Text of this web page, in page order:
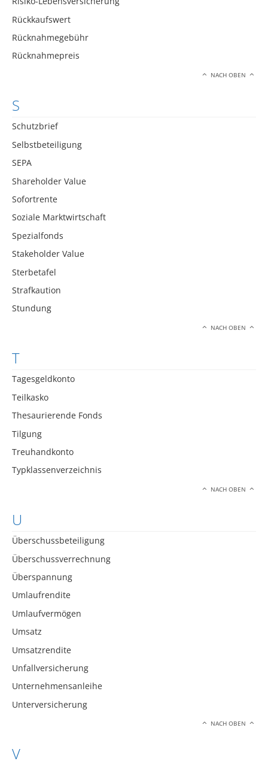
Rückkaufswert
Rücknahmegebühr
Rücknahmepreis
NACH OBEN
S
Schutzbrief
Selbstbeteiligung
SEPA
Shareholder Value
Sofortrente
Soziale Marktwirtschaft
Spezialfonds
Stakeholder Value
Sterbetafel
Strafkaution
Stundung
NACH OBEN
T
Tagesgeldkonto
Teilkasko
Thesaurierende Fonds
Tilgung
Treuhandkonto
Typklassenverzeichnis
NACH OBEN
U
Überschussbeteiligung
Überschussverrechnung
Überspannung
Umlaufrendite
Umlaufvermögen
Umsatz
Umsatzrendite
Unfallversicherung
Unternehmensanleihe
Unterversicherung
NACH OBEN
V